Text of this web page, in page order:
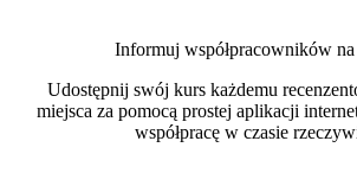
Informuj współpracowników na
Udostępnij swój kurs każdemu
miejsca za pomocą prostej aplikacji
współpracę w czasie